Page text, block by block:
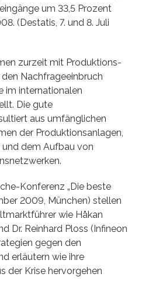
um 33,5 Prozent
(Destatis, 7. und 8. Juli
zurzeit mit Produktions-
Nachfrageeinbruch
im internationalen
Die gute
aus umfänglichen
der Produktionsanlagen,
dem Aufbau von
Konferenz „Die beste
2009, München) stellen
wie Håkan
Dr. Reinhard Ploss (Infineon
gegen den
erläutern wie ihre
der Krise hervorgehen